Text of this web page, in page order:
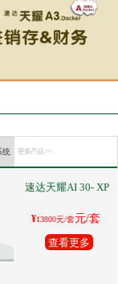
统 更多产品 >>
速达天耀AI 30- XP
¥13800元/套元/套
查看更多